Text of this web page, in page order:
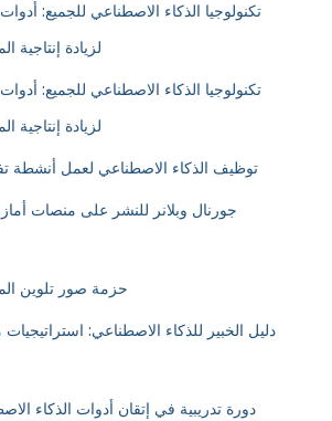
تكنولوجيا الذكاء الاصطناعي للجميع:
لزيادة إنتاجية
تكنولوجيا الذكاء الاصطناعي للجميع:
لزيادة إنتاجية
توظيف الذكاء الاصطناعي لعمل أنشطة
جورنال وبلانر للنشر على منصات
حزمة صور تلوين
دليل الخبير للذكاء الاصطناعي: استراتيجيات
دورة تدريبية في إتقان أدوات الذكاء